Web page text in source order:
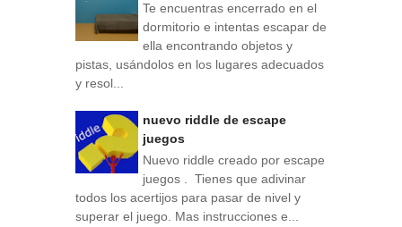
Te encuentras encerrado en el
dormitorio e intentas escapar de
ella encontrando objetos y
pistas, usándolos en los lugares adecuados
y resol...
nuevo riddle de escape
juegos
Nuevo riddle creado por escape
juegos . Tienes que adivinar
todos los acertijos para pasar de nivel y
superar el juego. Mas instrucciones e...